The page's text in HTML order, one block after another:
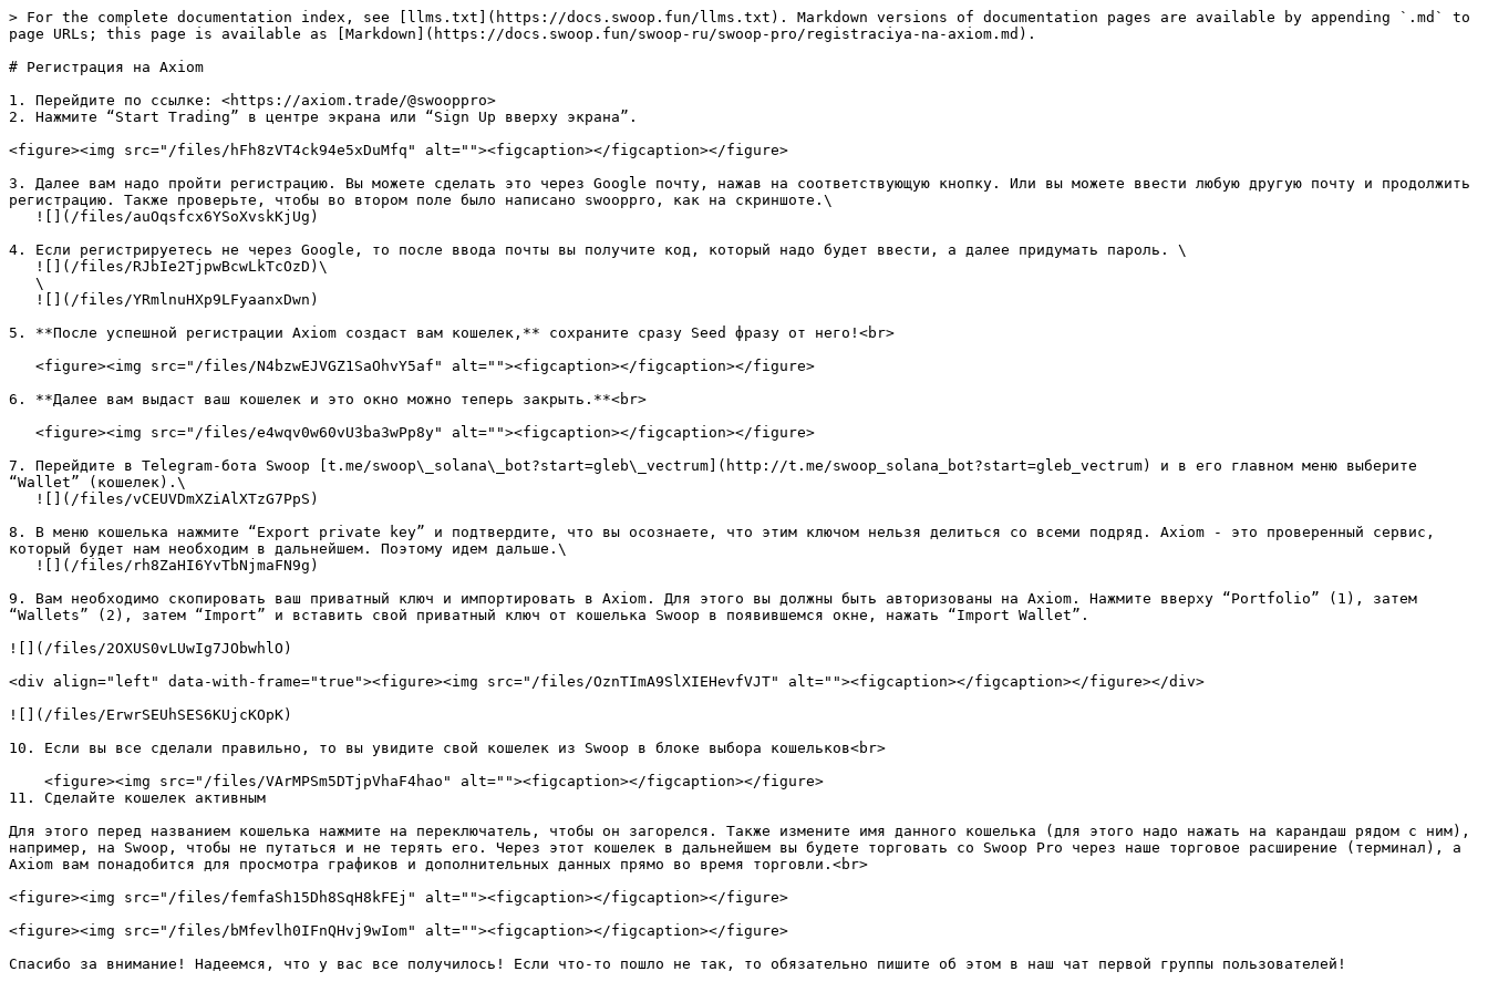
> For the complete documentation index, see [llms.txt](https://docs.swoop.fun/llms.txt). Markdown versions of documentation pages are available by appending `.md` to
page URLs; this page is available as [Markdown](https://docs.swoop.fun/swoop-ru/swoop-pro/registraciya-na-axiom.md).
# Регистрация на Axiom
1. Перейдите по ссылке: <https://axiom.trade/@swooppro>
2. Нажмите “Start Trading” в центре экрана или “Sign Up вверху экрана”.
<figure><img src="/files/hFh8zVT4ck94e5xDuMfq" alt=""><figcaption></figcaption></figure>
3. Далее вам надо пройти регистрацию. Вы можете сделать это через Google почту, нажав на соответствующую кнопку. Или вы можете ввести любую другую почту и продолжить
регистрацию. Также проверьте, чтобы во втором поле было написано swooppro, как на скриншоте.\
4. Если регистрируетесь не через Google, то после ввода почты вы получите код, который надо будет ввести, а далее придумать пароль. \
5. **После успешной регистрации Axiom создаст вам кошелек,** сохраните сразу Seed фразу от него!<br>
6. **Далее вам выдаст ваш кошелек и это окно можно теперь закрыть.**<br>
7. Перейдите в Telegram-бота Swoop [t.me/swoop\_solana\_bot?start=gleb\_vectrum](http://t.me/swoop_solana_bot?start=gleb_vectrum) и в его главном меню выберите
“Wallet” (кошелек).\
8. В меню кошелька нажмите “Export private key” и подтвердите, что вы осознаете, что этим ключом нельзя делиться со всеми подряд. Axiom - это проверенный сервис,
который будет нам необходим в дальнейшем. Поэтому идем дальше.\
9. Вам необходимо скопировать ваш приватный ключ и импортировать в Axiom. Для этого вы должны быть авторизованы на Axiom. Нажмите вверху “Portfolio” (1), затем
“Wallets” (2), затем “Import” и вставить свой приватный ключ от кошелька Swoop в появившемся окне, нажать “Import Wallet”.
![](/files/2OXUS0vLUwIg7JObwhlO)
<div align="left" data-with-frame="true"><figure><img src="/files/OznTImA9SlXIEHevfVJT" alt=""><figcaption></figcaption></figure></div>
![](/files/ErwrSEUhSES6KUjcKOpK)
10. Если вы все сделали правильно, то вы увидите свой кошелек из Swoop в блоке выбора кошельков<br>
11. Сделайте кошелек активным
Для этого перед названием кошелька нажмите на переключатель, чтобы он загорелся. Также измените имя данного кошелька (для этого надо нажать на карандаш рядом с ним),
например, на Swoop, чтобы не путаться и не терять его. Через этот кошелек в дальнейшем вы будете торговать со Swoop Pro через наше торговое расширение (терминал), а
Axiom вам понадобится для просмотра графиков и дополнительных данных прямо во время торговли.<br>
<figure><img src="/files/femfaSh15Dh8SqH8kFEj" alt=""><figcaption></figcaption></figure>
<figure><img src="/files/bMfevlh0IFnQHvj9wIom" alt=""><figcaption></figcaption></figure>
Спасибо за внимание! Надеемся, что у вас все получилось! Если что-то пошло не так, то обязательно пишите об этом в наш чат первой группы пользователей!